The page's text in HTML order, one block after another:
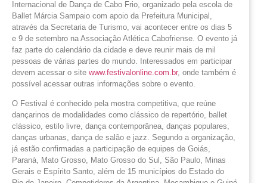
Internacional de Dança de Cabo Frio, organizado pela escola de
Ballet Márcia Sampaio com apoio da Prefeitura Municipal,
através da Secretaria de Turismo, vai acontecer entre os dias 5
e 9 de setembro na Associação Atlética Cabofriense. O evento já
faz parte do calendário da cidade e deve reunir mais de mil
pessoas de várias partes do mundo. Interessados em participar
devem acessar o site www.festivalonline.com.br, onde também é
possível acessar outras informações sobre o evento.
O Festival é conhecido pela mostra competitiva, que reúne
dançarinos de modalidades como clássico de repertório, ballet
clássico, estilo livre, dança contemporânea, danças populares,
danças urbanas, dança de salão e jazz. Segundo a organização,
já estão confirmadas a participação de equipes de Goiás,
Paraná, Mato Grosso, Mato Grosso do Sul, São Paulo, Minas
Gerais e Espírito Santo, além de 15 municípios do Estado do